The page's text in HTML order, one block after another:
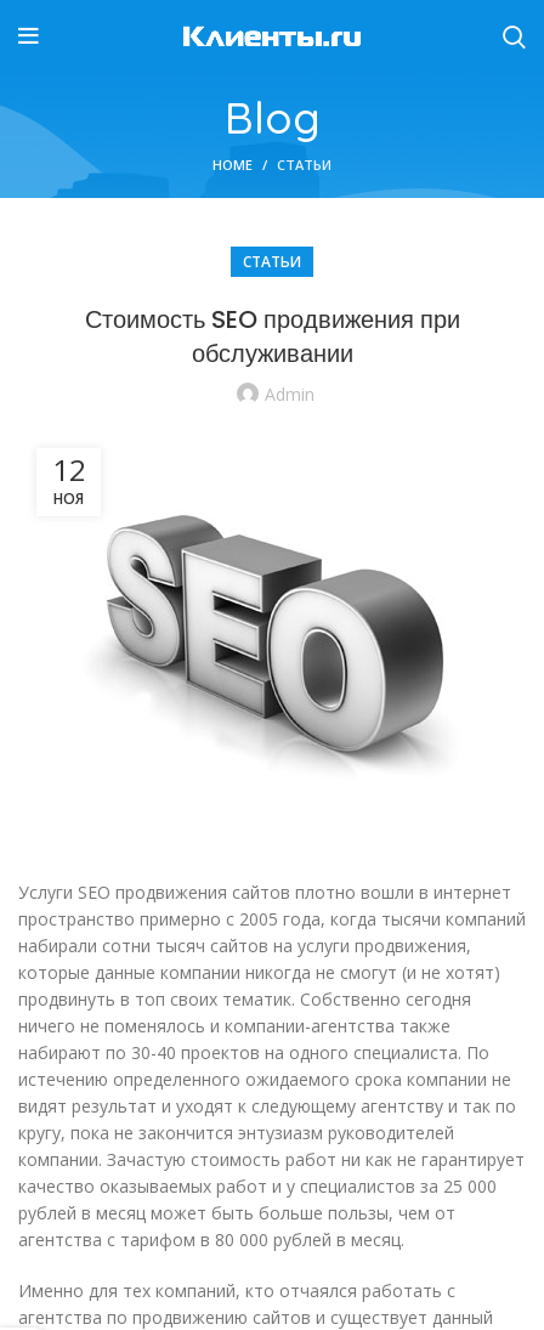
Blog
HOME СТАТЬИ
СТАТЬИ
Стоимость SEO продвижения при
обслуживании
Admin
12
НОЯ
Услуги SEO продвижения сайтов плотно вошли в интернет
пространство примерно с 2005 года, когда тысячи компаний
набирали сотни тысяч сайтов на услуги продвижения,
которые данные компании никогда не смогут (и не хотят)
продвинуть в топ своих тематик. Собственно сегодня
ничего не поменялось и компании-агентства также
набирают по 30-40 проектов на одного специалиста. По
истечению определенного ожидаемого срока компании не
видят результат и уходят к следующему агентству и так по
кругу, пока не закончится энтузиазм руководителей
компании. Зачастую стоимость работ ни как не гарантирует
качество оказываемых работ и у специалистов за 25 000
рублей в месяц может быть больше пользы, чем от
агентства с тарифом в 80 000 рублей в месяц.
Именно для тех компаний, кто отчаялся работать с
агентства по продвижению сайтов и существует данный